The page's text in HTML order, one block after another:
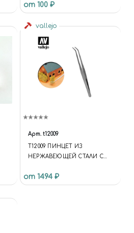
от 100 ₽
vallejo
Арт. t12009
T12009 ПИНЦЕТ ИЗ
НЕРЖАВЕЮЩЕЙ СТАЛИ С
НАКОНЕЧНИКОМ (175 ММ) /
CURVED TIP STAINLESS STEEL
от 1494 ₽